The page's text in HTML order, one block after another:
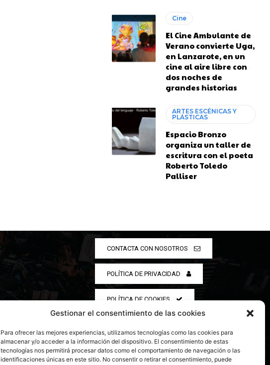
Gestionar el consentimiento de las cookies
Para ofrecer las mejores experiencias, utilizamos tecnologías como las cookies para
almacenar y/o acceder a la información del dispositivo. El consentimiento de estas
tecnologías nos permitirá procesar datos como el comportamiento de navegación o las
identificaciones únicas en este sitio. No consentir o retirar el consentimiento, puede
Cine
El Cine Ambulante de
Verano convierte Uga,
en Lanzarote, en un
cine al aire libre con
dos noches de
grandes historias
ARTES ESCÉNICAS Y
PLÁSTICAS
Espacio Bronzo
organiza un taller de
escritura con el poeta
Roberto Toledo
Palliser
CONTACTA CON NOSOTROS
POLÍTICA DE PRIVACIDAD
POLÍTICA DE COOKIES